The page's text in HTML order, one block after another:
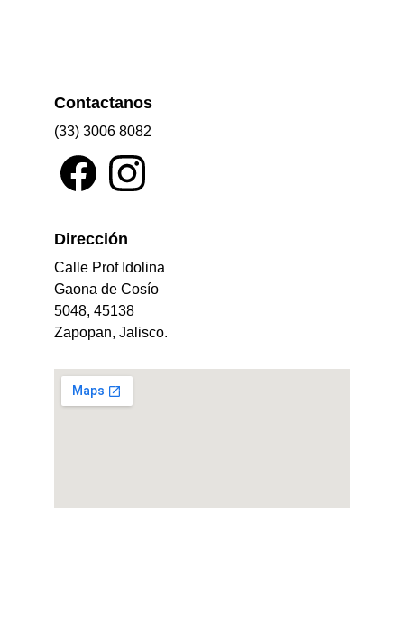
Dirección
Calle Prof Idolina
Gaona de Cosío
5048, 45138
Zapopan, Jalisco.
Contactanos
(33) 3006 8082